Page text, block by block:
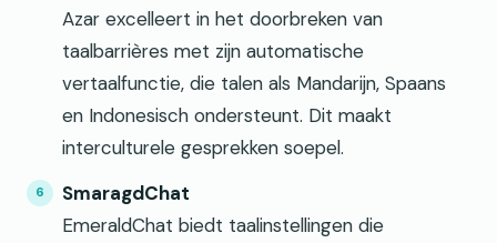
Azar excelleert in het doorbreken van
taalbarrières met zijn automatische
vertaalfunctie, die talen als Mandarijn, Spaans
en Indonesisch ondersteunt. Dit maakt
interculturele gesprekken soepel.
SmaragdChat
EmeraldChat biedt taalinstellingen die